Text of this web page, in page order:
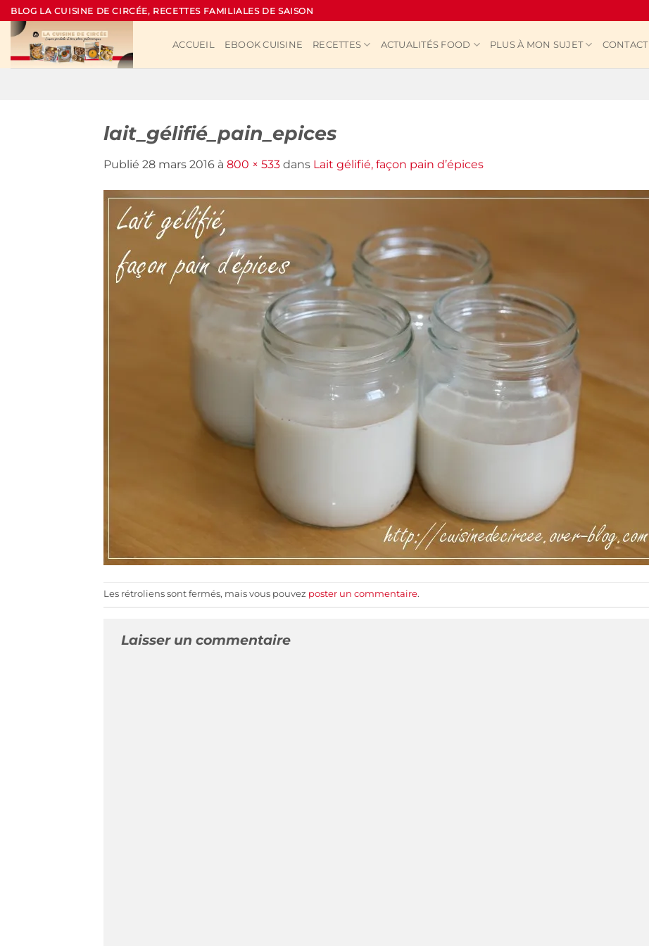
Passer
au
contenu
BLOG LA CUISINE DE CIRCÉE, RECETTES FAMILIALES DE SAISON
ACCUEIL EBOOK CUISINE RECETTES ACTUALITÉS FOOD PLUS À MON SUJET CONTACT
lait_gélifié_pain_epices
Publié 28 mars 2016 à 800 × 533 dans Lait gélifié, façon pain d’épices
Les rétroliens sont fermés, mais vous pouvez poster un commentaire.
Laisser un commentaire